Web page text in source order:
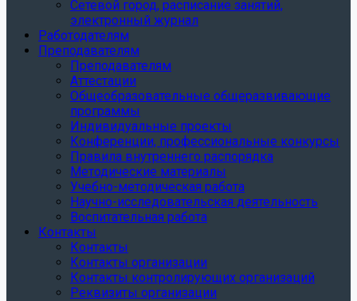
Сетевой город, расписание занятий,
электронный журнал
Работодателям
Преподавателям
Преподавателям
Аттестации
Общеобразовательные общеразвивающие
программы
Индивидуальные проекты
Конференции, профессиональные конкурсы
Правила внутреннего распорядка
Методические материалы
Учебно-методическая работа
Научно-исследовательская деятельность
Воспитательная работа
Контакты
Контакты
Контакты организации
Контакты контролирующих организаций
Реквизиты организации